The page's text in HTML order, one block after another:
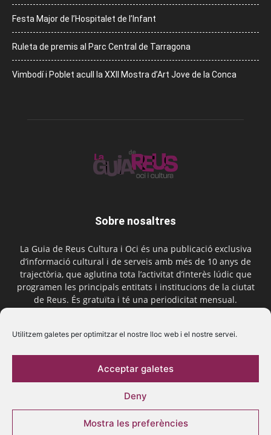
Utilitzem galetes per optimitzar el nostre lloc web i el nostre servei.
Acceptar galetes
Deny
Mostra les preferències
Festa Major de l’Hospitalet de l’Infant
Ruleta de premis al Parc Central de Tarragona
Vimbodí i Poblet acull la XXII Mostra d’Art Jove de la Conca
Sobre nosaltres
La Guia de Reus Cultura i Oci és una publicació exclusiva
d’informació cultural i de serveis amb més de 10 anys de
trajectòria, que aglutina tota l’activitat d’interès lúdic que
programen les principals entitats i institucions de la ciutat
de Reus. És gratuïta i té una periodicitat mensual.
Segueix-nos